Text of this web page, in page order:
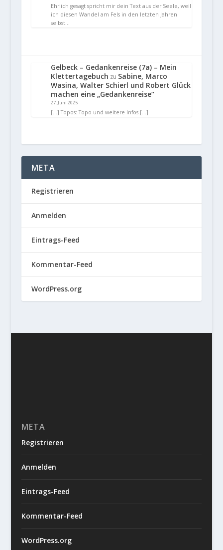
Ehrlich gesagt spricht mir dein Text aus der Seele, weil
ich diesen Wandel am Fels in den letzten Jahren
selbst…
Gelbeck – Gedankenreise (7a) – Mein
Klettertagebuch zu Sabine, Marco
Wasina, Walter Schierl und Robert Glück
machen eine „Gedankenreise“
27. Juni 2025
[…] Topos: Topo und weitere Infos […]
META
Registrieren
Anmelden
Eintrags-Feed
Kommentar-Feed
WordPress.org
META
Registrieren
Anmelden
Eintrags-Feed
Kommentar-Feed
WordPress.org